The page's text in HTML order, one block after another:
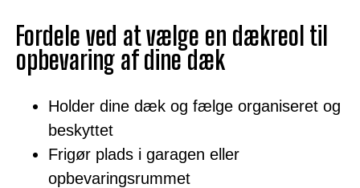
Fordele ved at vælge en dækreol til
opbevaring af dine dæk
Holder dine dæk og fælge organiseret og
beskyttet
Frigør plads i garagen eller
opbevaringsrummet